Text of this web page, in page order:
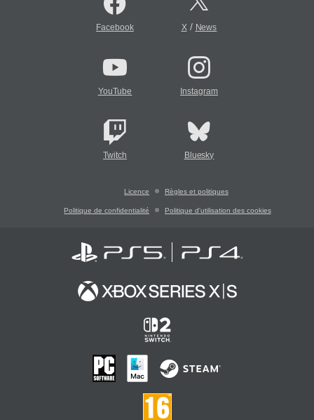
Facebook X/ News
YouTube Instagram
Twitch Bluesky
Licence Règles et politiques
Politique de confidentialité Politique d'utilisation des cookies